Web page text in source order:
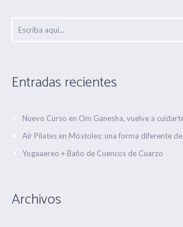
Entradas recientes
Nuevo Curso en Om Ganesha, vuelve a
Air Pilates en Móstoles: una forma diferente
Yogaaereo + Baño de Cuencos de Cuarzo
Archivos